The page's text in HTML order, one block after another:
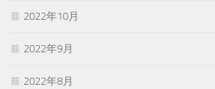
2022年10月
2022年9月
2022年8月